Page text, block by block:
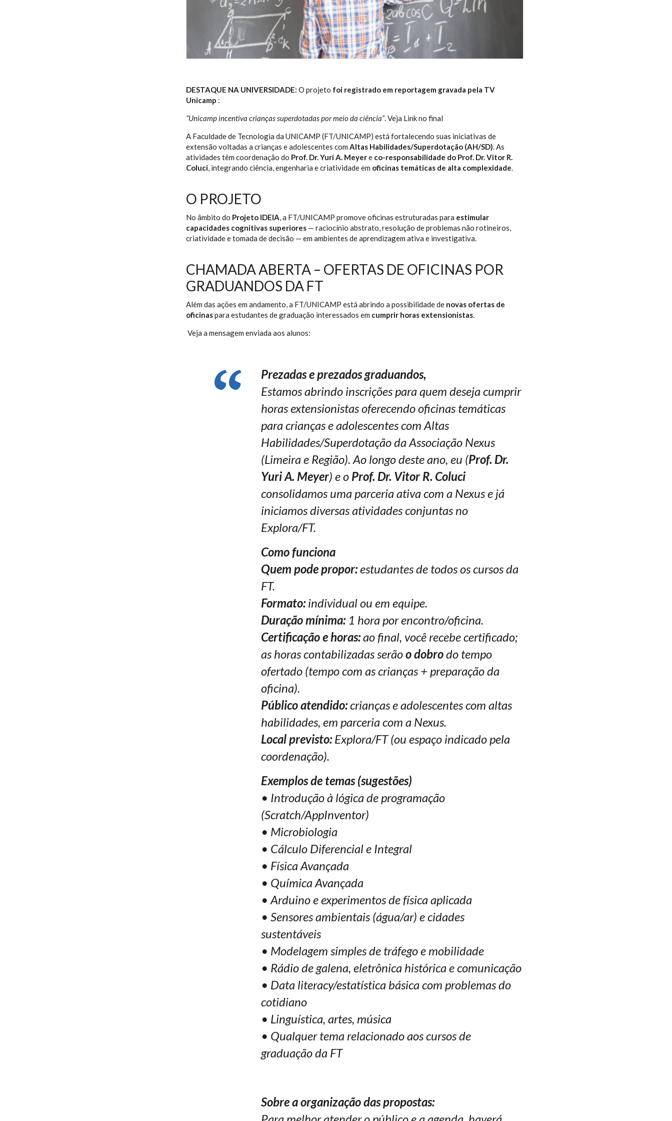
DESTAQUE NA UNIVERSIDADE: O projeto foi registrado em reportagem gravada pela TV
Unicamp :
“Unicamp incentiva crianças superdotadas por meio da ciência”. Veja Link no final
A Faculdade de Tecnologia da UNICAMP (FT/UNICAMP) está fortalecendo suas iniciativas de
extensão voltadas a crianças e adolescentes com Altas Habilidades/Superdotação (AH/SD) . As
atividades têm coordenação do Prof. Dr. Yuri A. Meyere co-responsabilidade do Prof. Dr. Vitor R.
Coluci , integrando ciência, engenharia e criatividade em oficinas temáticas de alta complexidade
O PROJETO
No âmbito do Projeto IDEIA , a FT/UNICAMP promove oficinas estruturadas para estimular
capacidades cognitivas superiores — raciocínio abstrato, resolução de problemas não rotineiros,
criatividade e tomada de decisão — em ambientes de aprendizagem ativa e investigativa.
CHAMADA ABERTA – OFERTAS DE OFICINAS POR
GRADUANDOS DA FT
Além das ações em andamento, a FT/UNICAMP está abrindo a possibilidade de novas ofertas de
oficinaspara estudantes de graduação interessados em cumprir horas extensionistas
Veja a mensagem enviada aos alunos:
Prezadas e prezados graduandos,
Estamos abrindo inscrições para quem deseja cumprir
horas extensionistas oferecendo oficinas temáticas
para crianças e adolescentes com Altas
Habilidades/Superdotação da Associação Nexus
(Limeira e Região). Ao longo deste ano, eu (Prof. Dr.
Yuri A. Meyer) e o Prof. Dr. Vitor R. Coluci
consolidamos uma parceria ativa com a Nexus e já
iniciamos diversas atividades conjuntas no
Explora/FT.
Como funciona
Quem pode propor:estudantes de todos os cursos da
FT.
Formato:individual ou em equipe.
Duração mínima:1 hora por encontro/oficina.
Certificação e horas:ao final, você recebe certificado;
as horas contabilizadas serãoo dobrodo tempo
ofertado (tempo com as crianças + preparação da
oficina).
Público atendido:crianças e adolescentes com altas
habilidades, em parceria com a Nexus.
Local previsto:Explora/FT (ou espaço indicado pela
coordenação).
Exemplos de temas (sugestões)
• Introdução à lógica de programação
(Scratch/AppInventor)
• Microbiologia
• Cálculo Diferencial e Integral
• Física Avançada
• Química Avançada
• Arduino e experimentos de física aplicada
• Sensores ambientais (água/ar) e cidades
sustentáveis
• Modelagem simples de tráfego e mobilidade
• Rádio de galena, eletrônica histórica e comunicação
• Data literacy/estatística básica com problemas do
cotidiano
• Linguística, artes, música
• Qualquer tema relacionado aos cursos de
graduação da FT
Sobre a organização das propostas: